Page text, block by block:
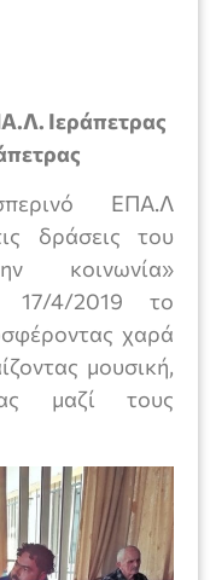
Ιεράπετρας
ΕΠΑ.Λ
δράσεις του
κοινωνία»
17/4/2019 το
χαρά
μουσική,
μαζί τους